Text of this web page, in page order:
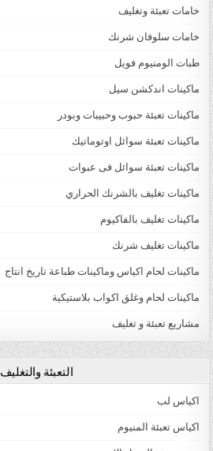
خامات تعبئة وتغليف
خامات سلوفان شرنك
طبات الومنيوم فويل
ماكينات اندكشن سيل
ماكينات تعبئة حبوب وحبيبات وبودر
ماكينات تعبئة سوائل اوتوماتيك
ماكينات تعبئة سوائل فى عبوات
ماكينات تغليف بالشرنك الحراري
ماكينات تغليف بالفاكيوم
ماكينات تغليف شرنك
ماكينات لحام اكياس وماكينات طباعة تاريخ انتاج
ماكينات لحام وغلق اكواب بلاستيكية
مشاريع تعبئة و تغليف
التعبئة والتغليف
اكياس لب
اكياس تعبئة المنيوم